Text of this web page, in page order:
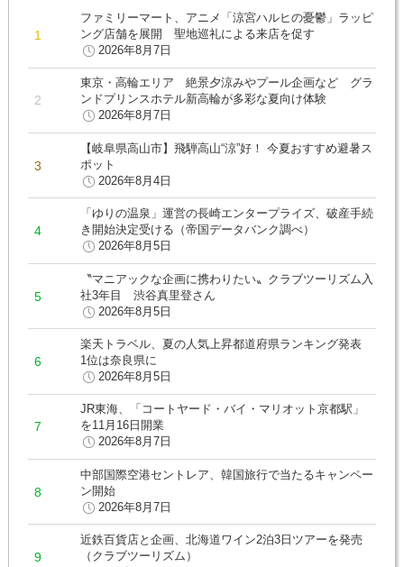
ファミリーマート、アニメ「涼宮ハルヒの憂鬱」ラッピ
ング店舗を展開 聖地巡礼による来店を促す
2026年8月7日
東京・高輪エリア 絶景夕涼みやプール企画など グラ
ンドプリンスホテル新高輪が多彩な夏向け体験
2026年8月7日
【岐阜県高山市】飛騨高山“涼”好！ 今夏おすすめ避暑ス
ポット
2026年8月4日
「ゆりの温泉」運営の長崎エンタープライズ、破産手続
き開始決定受ける（帝国データバンク調べ）
2026年8月5日
〝マニアックな企画に携わりたい〟クラブツーリズム入
社3年目 渋谷真里登さん
2026年8月5日
楽天トラベル、夏の人気上昇都道府県ランキング発表
1位は奈良県に
2026年8月5日
JR東海、「コートヤード・バイ・マリオット京都駅」
を11月16日開業
2026年8月7日
中部国際空港セントレア、韓国旅行で当たるキャンペー
ン開始
2026年8月7日
近鉄百貨店と企画、北海道ワイン2泊3日ツアーを発売
（クラブツーリズム）